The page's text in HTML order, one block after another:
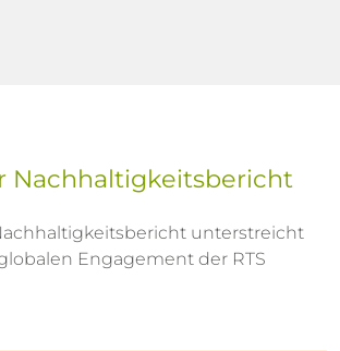
Nachhaltigkeitsbericht
unterstreicht
Engagement der RTS